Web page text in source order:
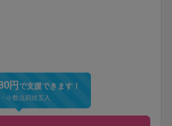
円で支援できます！
小数点四捨五入